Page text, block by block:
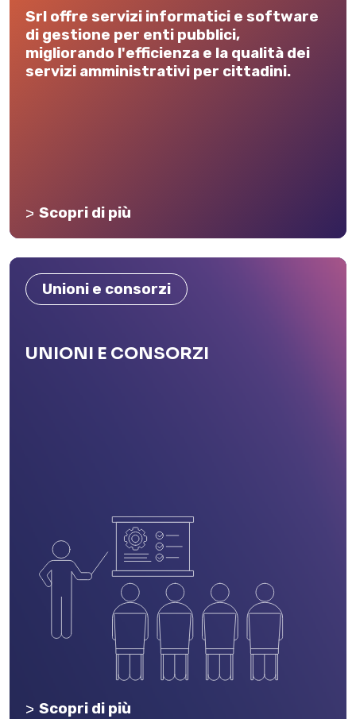
Srl offre servizi informatici e software
di gestione per enti pubblici,
migliorando l'efficienza e la qualità dei
servizi amministrativi per cittadini.
Scopri di più
Unioni e consorzi
UNIONI E CONSORZI
Scopri di più